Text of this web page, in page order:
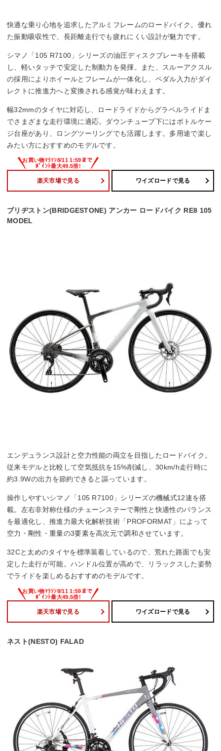
快適な乗り心地を追求したアルミフレームのロードバイク。優れ
た振動吸収性で、長距離走行でも疲れにくい設計が魅力です。
シマノ「105 R7100」シリーズの油圧ディスクブレーキを搭載
し、軽いタッチで安定した制動力を発揮。また、スルーアクスル
の採用によりホイールとフレームが一体化し、ペダル入力がダイ
レクトに推進力へと変換される感覚が味わえます。
幅32mmのタイヤに対応し、ロードライドからグラベルライドま
でさまざまな走行環境に適応。ダウンチューブ下にはボトルケー
ジ台座があり、ロングツーリングでも活躍します。多用途で楽し
みたい方におすすめのモデルです。
楽天市場で見る ワイズロードで見る
ブリヂストン(BRIDGESTONE) アンカー ロードバイク RE8 105
MODEL
エンデュランス設計と空力性能の両立を目指したロードバイク。
従来モデルと比較して空気抵抗を15%削減し、30km/h走行時に
約3.9Wの出力を節約できると謳っています。
操作しやすいシマノ「105 R7100」シリーズの機械式12速を搭
載。左右非対称仕様のチェーンステーで剛性と快適性のバランス
を最適化し、推進力最大化解析技術「PROFORMAT」によって
空力・剛性・重量の3要素を高次元で調和させています。
32Cと太めのタイヤを標準装着しているので、荒れた路面でも安
定した走行が可能。ハンドル位置が高めで、リラックスした姿勢
でライドを楽しめるおすすめのモデルです。
楽天市場で見る ワイズロードで見る
ネスト(NESTO) FALAD